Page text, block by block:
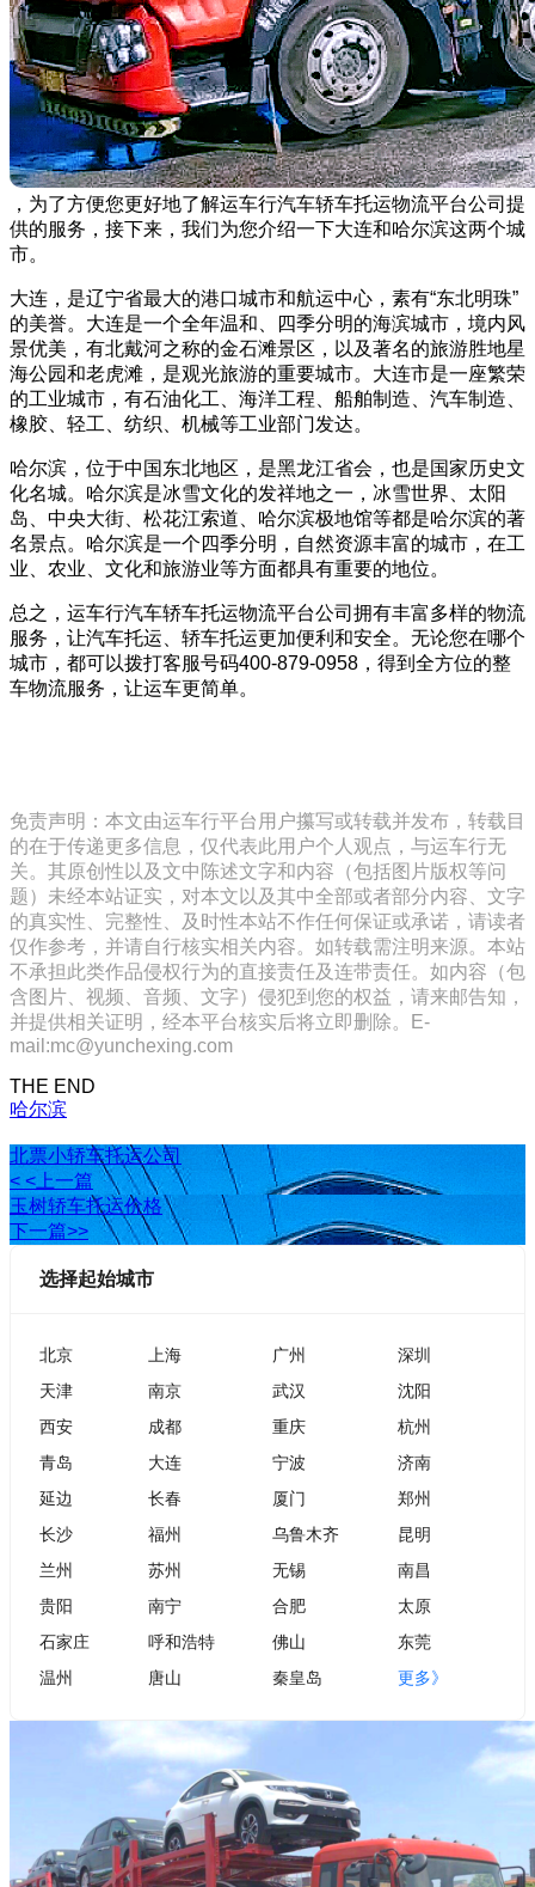
，为了方便您更好地了解运车行汽车轿车托运物流平台公司提
供的服务，接下来，我们为您介绍一下大连和哈尔滨这两个城
市。
大连，是辽宁省最大的港口城市和航运中心，素有“东北明珠”
的美誉。大连是一个全年温和、四季分明的海滨城市，境内风
景优美，有北戴河之称的金石滩景区，以及著名的旅游胜地星
海公园和老虎滩，是观光旅游的重要城市。大连市是一座繁荣
的工业城市，有石油化工、海洋工程、船舶制造、汽车制造、
橡胶、轻工、纺织、机械等工业部门发达。
哈尔滨，位于中国东北地区，是黑龙江省会，也是国家历史文
化名城。哈尔滨是冰雪文化的发祥地之一，冰雪世界、太阳
岛、中央大街、松花江索道、哈尔滨极地馆等都是哈尔滨的著
名景点。哈尔滨是一个四季分明，自然资源丰富的城市，在工
业、农业、文化和旅游业等方面都具有重要的地位。
总之，运车行汽车轿车托运物流平台公司拥有丰富多样的物流
服务，让汽车托运、轿车托运更加便利和安全。无论您在哪个
城市，都可以拨打客服号码400-879-0958，得到全方位的整
车物流服务，让运车更简单。
免责声明：本文由运车行平台用户攥写或转载并发布，转载目
的在于传递更多信息，仅代表此用户个人观点，与运车行无
关。其原创性以及文中陈述文字和内容（包括图片版权等问
题）未经本站证实，对本文以及其中全部或者部分内容、文字
的真实性、完整性、及时性本站不作任何保证或承诺，请读者
仅作参考，并请自行核实相关内容。如转载需注明来源。本站
不承担此类作品侵权行为的直接责任及连带责任。如内容（包
含图片、视频、音频、文字）侵犯到您的权益，请来邮告知，
并提供相关证明，经本平台核实后将立即删除。E-
mail:mc@yunchexing.com
THE END
哈尔滨
北票小轿车托运公司
< <上一篇
玉树轿车托运价格
下一篇>>
选择起始城市
北京 上海 广州
深圳
天津
南京 武汉
沈阳
西安
成都 重庆
杭州
青岛
大连 宁波
济南
延边
长春 厦门
郑州
长沙
福州 乌鲁木齐
昆明
兰州
苏州 无锡
南昌
贵阳
南宁 合肥
太原
石家庄
呼和浩特 佛山
东莞
温州
唐山 秦皇岛 更多》